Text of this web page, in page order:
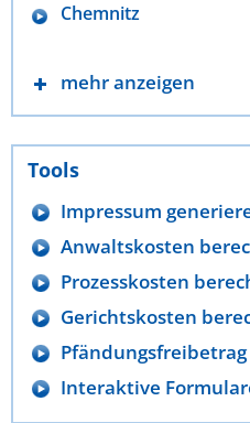
Chemnitz
mehr anzeigen
Tools
Impressum
Anwaltskosten
Prozesskosten
Gerichtskosten
Interaktive